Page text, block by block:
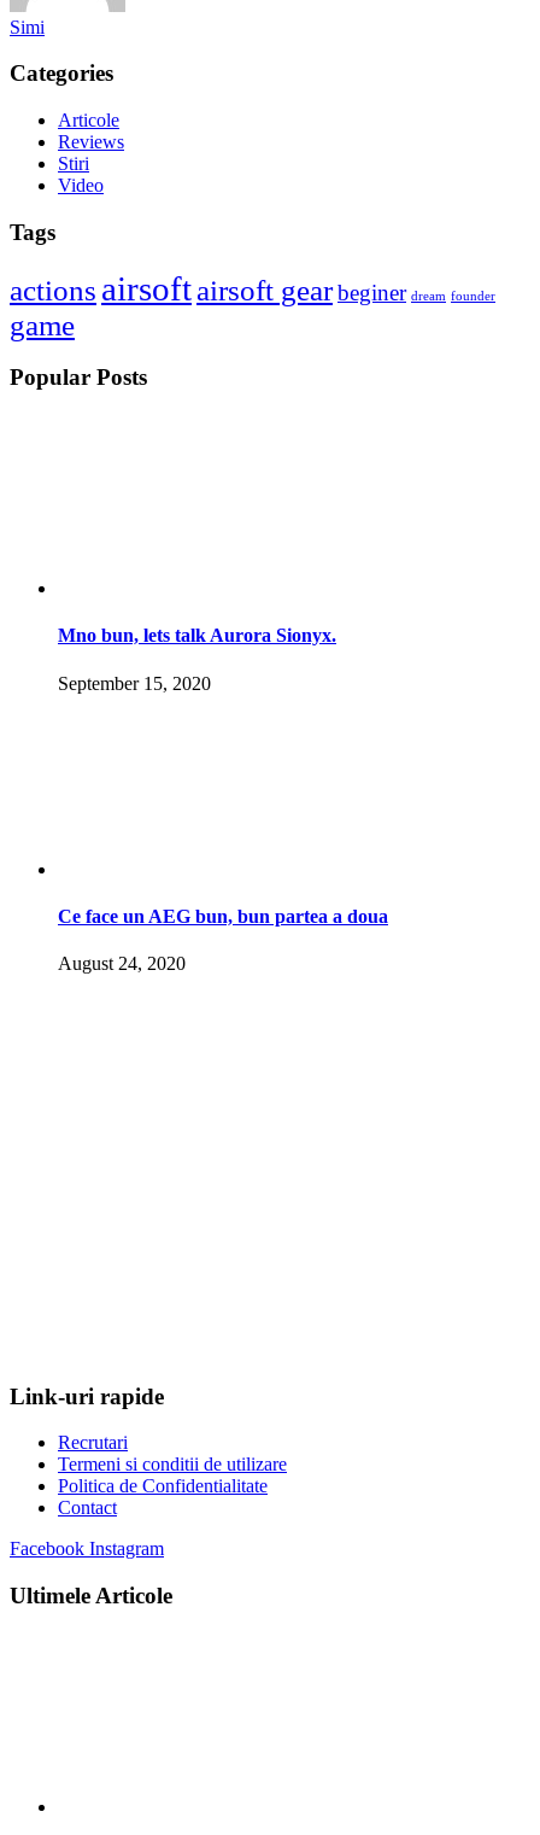
Simi
Categories
Articole
Reviews
Stiri
Video
Tags
actions airsoftairsoft gearbeginer dream founder
game
Popular Posts
Mno bun, lets talk Aurora Sionyx.
September 15, 2020
Ce face un AEG bun, bun partea a doua
August 24, 2020
Link-uri rapide
Recrutari
Termeni si conditii de utilizare
Politica de Confidentialitate
Contact
Facebook Instagram
Ultimele Articole